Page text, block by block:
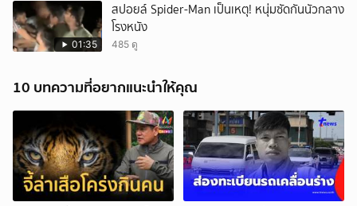
01:35
สปอยล์ Spider-Man เป็นเหตุ! หนุ่มซัดกันนัวกลาง
โรงหนัง
485 ดู
10 บทความที่อยากแนะนำให้คุณ